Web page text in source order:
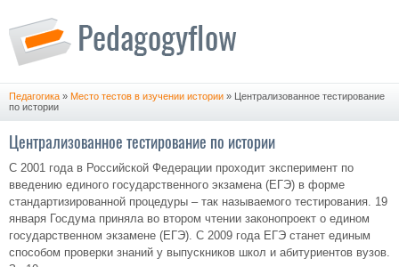
Педагогика » Место тестов в изучении истории » Централизованное тестирование
по истории
Централизованное тестирование по истории
С 2001 года в Российской Федерации проходит эксперимент по
введению единого государственного экзамена (ЕГЭ) в форме
стандартизированной процедуры – так называемого тестирования. 19
января Госдума приняла во втором чтении законопроект о едином
государственном экзамене (ЕГЭ). С 2009 года ЕГЭ станет единым
способом проверки знаний у выпускников школ и абитуриентов вузов.